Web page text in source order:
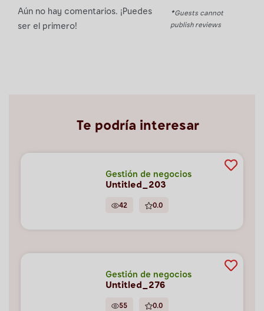
Aún no hay comentarios. ¡Puedes
ser el primero!
*Guests cannot
publish reviews
Te podría interesar
Gestión de negocios
Untitled_203
42 0.0
Gestión de negocios
Untitled_276
55 0.0